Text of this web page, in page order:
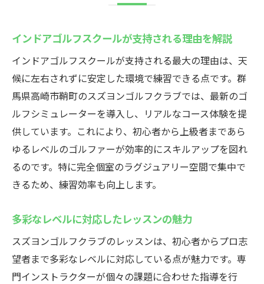
インドアゴルフスクールが支持される理由を解説
インドアゴルフスクールが支持される最大の理由は、天
候に左右されずに安定した環境で練習できる点です。群
馬県高崎市鞘町のスズヨンゴルフクラブでは、最新のゴ
ルフシミュレーターを導入し、リアルなコース体験を提
供しています。これにより、初心者から上級者まであら
ゆるレベルのゴルファーが効率的にスキルアップを図れ
るのです。特に完全個室のラグジュアリー空間で集中で
きるため、練習効率も向上します。
多彩なレベルに対応したレッスンの魅力
スズヨンゴルフクラブのレッスンは、初心者からプロ志
望者まで多彩なレベルに対応している点が魅力です。専
門インストラクターが個々の課題に合わせた指導を行